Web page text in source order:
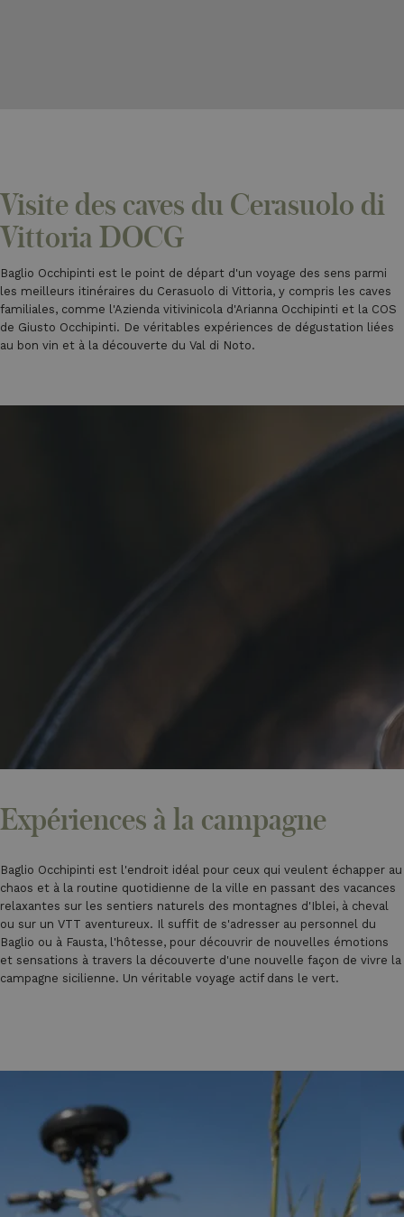
Visite des caves du Cerasuolo di
Vittoria DOCG
Baglio Occhipinti est le point de départ d'un voyage des sens parmi
les meilleurs itinéraires du Cerasuolo di Vittoria, y compris les caves
familiales, comme l'Azienda vitivinicola d'Arianna Occhipinti et la COS
de Giusto Occhipinti. De véritables expériences de dégustation liées
au bon vin et à la découverte du Val di Noto.
Expériences à la campagne
Baglio Occhipinti est l'endroit idéal pour ceux qui veulent échapper au
chaos et à la routine quotidienne de la ville en passant des vacances
relaxantes sur les sentiers naturels des montagnes d'Iblei, à cheval
ou sur un VTT aventureux. Il suffit de s'adresser au personnel du
Baglio ou à Fausta, l'hôtesse, pour découvrir de nouvelles émotions
et sensations à travers la découverte d'une nouvelle façon de vivre la
campagne sicilienne. Un véritable voyage actif dans le vert.